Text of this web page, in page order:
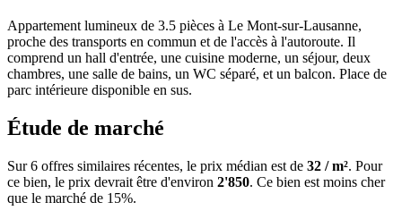
Appartement lumineux de 3.5 pièces à Le Mont-sur-Lausanne,
proche des transports en commun et de l'accès à l'autoroute. Il
comprend un hall d'entrée, une cuisine moderne, un séjour, deux
chambres, une salle de bains, un WC séparé, et un balcon. Place de
parc intérieure disponible en sus.
Étude de marché
Sur 6 offres similaires récentes, le prix médian est de 32 / m². Pour
ce bien, le prix devrait être d'environ 2'850. Ce bien est moins cher
que le marché de 15%.